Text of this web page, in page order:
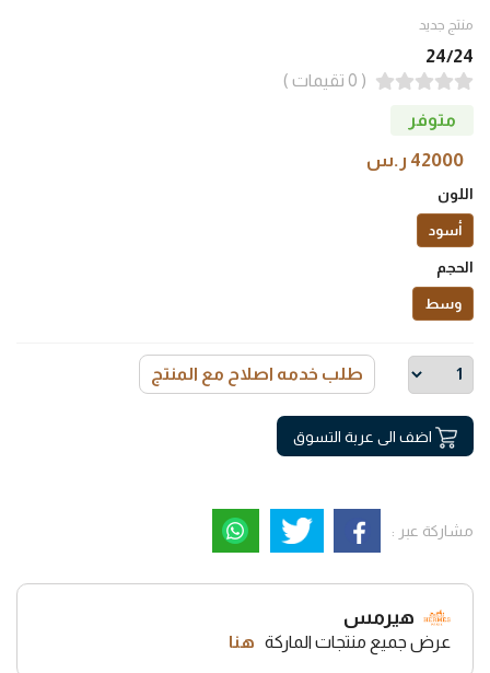
منتج جديد
24/24
( 0 تقيمات )
متوفر
42000 ر.س
اللون
أسود
الحجم
وسط
طلب خدمه اصلاح مع المنتج
اضف الى عربة التسوق
مشاركة عبر :
هيرمس
عرض جميع منتجات الماركة هنا